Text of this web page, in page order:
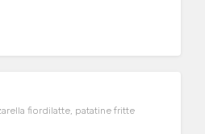
fiordilatte, patatine fritte